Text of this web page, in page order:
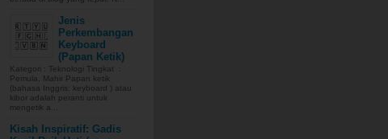
Jenis
Perkembangan
Keyboard
(Papan Ketik)
Kategori : Teknologi Tingkat :
Pemula, Mahir Papan ketik
(bahasa Inggris: keyboard ) atau
kibor adalah peranti untuk
mengetik a...
Kisah Inspiratif: Gadis